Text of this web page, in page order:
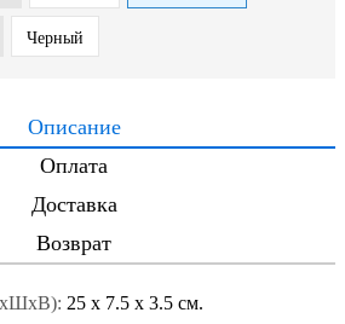
Черный
Описание
Оплата
Доставка
Возврат
25 x 7.5 x 3.5 см.